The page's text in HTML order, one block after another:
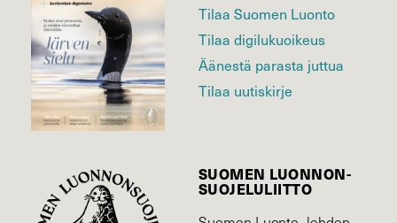
Tilaa Suomen Luonto
Tilaa digilukuoikeus
Äänestä parasta juttua
Tilaa uutiskirje
SUOMEN LUONNON­
SUOJELU­LIITTO